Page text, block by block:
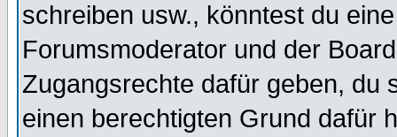
schreiben usw., könntest du
Forumsmoderator und der
Zugangsrechte dafür geben, du
einen berechtigten Grund dafür